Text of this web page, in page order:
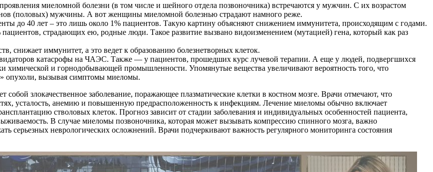
миеломной болезни (в том числе и шейного отдела позвоночника) встречаются у мужчин. С их возрастом
(половых) мужчины. А вот женщины миеломной болезнью страдают намного реже.
до 40 лет – это лишь около 1% пациентов. Такую картину объясняют снижением иммунитета, происходящим с годами.
страдающих ею, родные люди. Такое развитие вызвано видоизменением (мутацией) гена, который как раз
снижает иммунитет, а это ведет к образованию болезнетворных клеток.
катасрофы на ЧАЭС. Также — у пациентов, прошедших курс лучевой терапии. А еще у людей, подвергшихся
химической и горнодобывающей промышленности. Упомянутые вещества увеличивают вероятность того, что
опухоли, вызывая симптомы миеломы.
злокачественное заболевание, поражающее плазматические клетки в костном мозге. Врачи отмечают, что
усталость, анемию и повышенную предрасположенность к инфекциям. Лечение миеломы обычно включает
стволовых клеток. Прогноз зависит от стадии заболевания и индивидуальных особенностей пациента,
В случае миеломы позвоночника, которая может вызывать компрессию спинного мозга, важно
серьезных неврологических осложнений. Врачи подчеркивают важность регулярного мониторинга состояния